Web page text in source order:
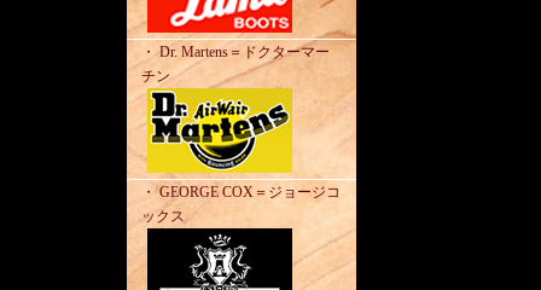
・ Dr. Martens＝ドクターマー
チン
・ GEORGE COX＝ジョージコ
ックス